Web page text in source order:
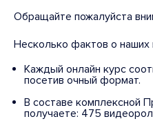
Обращайте пожалуйста
Несколько фактов о наших
Каждый онлайн курс
посетив очный формат.
В составе комплексной
получаете: 475